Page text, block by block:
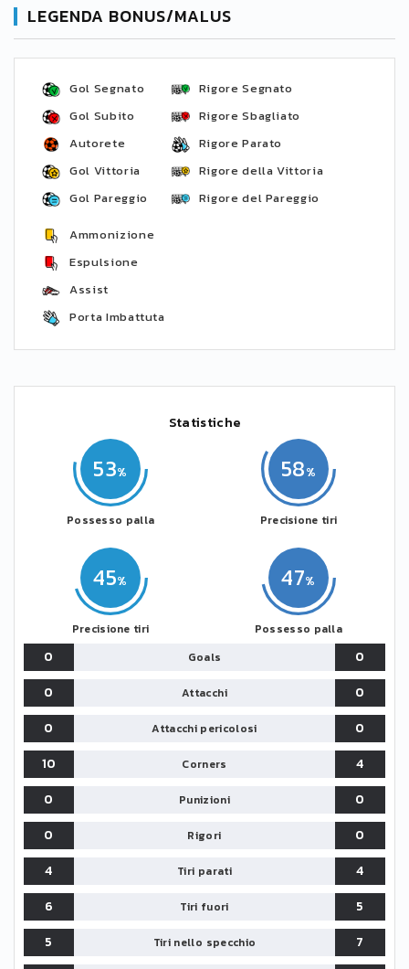
LEGENDA BONUS/MALUS
Gol Segnato
Gol Subito
Autorete
Gol Vittoria
Gol Pareggio
Rigore Segnato
Rigore Sbagliato
Rigore Parato
Rigore della Vittoria
Rigore del Pareggio
Ammonizione
Espulsione
Assist
Porta Imbattuta
Statistiche
53
Possesso palla
45
Precisione tiri
47
Possesso palla
58
Precisione tiri
0 Goals
0
0
Attacchi
0
0
Attacchi pericolosi
0
10
Corners
4
0
Punizioni
0
0
Rigori
0
4
Tiri parati
4
6
Tiri fuori
5
5
Tiri nello specchio
7